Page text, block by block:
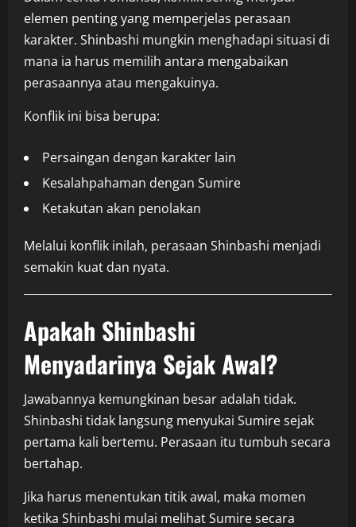
elemen penting yang memperjelas perasaan
karakter. Shinbashi mungkin menghadapi situasi di
mana ia harus memilih antara mengabaikan
perasaannya atau mengakuinya.
Konflik ini bisa berupa:
Persaingan dengan karakter lain
Kesalahpahaman dengan Sumire
Ketakutan akan penolakan
Melalui konflik inilah, perasaan Shinbashi menjadi
semakin kuat dan nyata.
Apakah Shinbashi
Menyadarinya Sejak Awal?
Jawabannya kemungkinan besar adalah tidak.
Shinbashi tidak langsung menyukai Sumire sejak
pertama kali bertemu. Perasaan itu tumbuh secara
bertahap.
Jika harus menentukan titik awal, maka momen
ketika Shinbashi mulai melihat Sumire secara